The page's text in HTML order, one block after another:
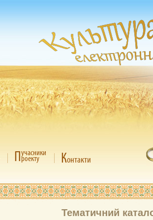
Пучасники
роекту Контакти
Тематичний